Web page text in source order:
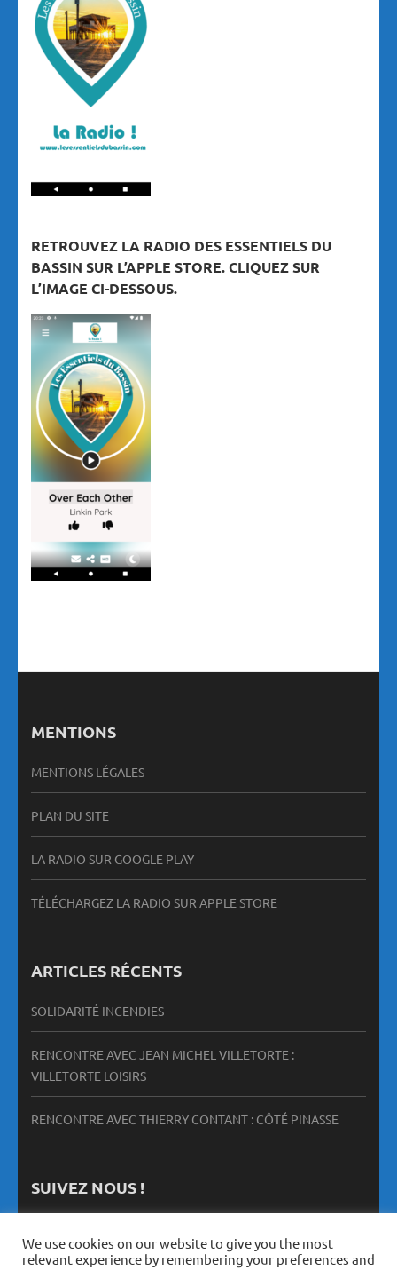
RETROUVEZ LA RADIO DES ESSENTIELS DU
BASSIN SUR L’APPLE STORE. CLIQUEZ SUR
L’IMAGE CI-DESSOUS.
MENTIONS
MENTIONS LÉGALES
PLAN DU SITE
LA RADIO SUR GOOGLE PLAY
TÉLÉCHARGEZ LA RADIO SUR APPLE STORE
ARTICLES RÉCENTS
SOLIDARITÉ INCENDIES
RENCONTRE AVEC JEAN MICHEL VILLETORTE :
VILLETORTE LOISIRS
RENCONTRE AVEC THIERRY CONTANT : CÔTÉ PINASSE
SUIVEZ NOUS !
We use cookies on our website to give you the most
relevant experience by remembering your preferences and